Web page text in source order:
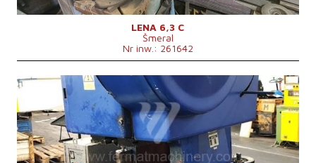
LENA 6,3 C
Šmeral
Nr inw.: 261642
Rok produkcji:
1991
Nominalna siła kształtująca prasy63 t
Rozmiary stołu
800x630 mm
Skok suwaka
10-105 mm
Przestawienie suwaka
70 mm
Ilość skoków
65, 120 /min